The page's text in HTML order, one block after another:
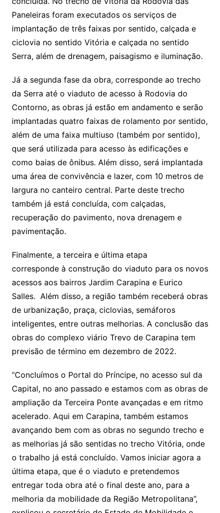
Paneleiras foram executados os serviços de
implantação de três faixas por sentido, calçada e
ciclovia no sentido Vitória e calçada no sentido
Serra, além de drenagem, paisagismo e iluminação.
Já a segunda fase da obra, corresponde ao trecho
da Serra até o viaduto de acesso à Rodovia do
Contorno, as obras já estão em andamento e serão
implantadas quatro faixas de rolamento por sentido,
além de uma faixa multiuso (também por sentido),
que será utilizada para acesso às edificações e
como baias de ônibus. Além disso, será implantada
uma área de convivência e lazer, com 10 metros de
largura no canteiro central. Parte deste trecho
também já está concluída, com calçadas,
recuperação do pavimento, nova drenagem e
pavimentação.
Finalmente, a terceira e última etapa
corresponde à construção do viaduto para os novos
acessos aos bairros Jardim Carapina e Eurico
Salles. Além disso, a região também receberá obras
de urbanização, praça, ciclovias, semáforos
inteligentes, entre outras melhorias. A conclusão das
obras do complexo viário Trevo de Carapina tem
previsão de término em dezembro de 2022.
“Concluímos o Portal do Príncipe, no acesso sul da
Capital, no ano passado e estamos com as obras de
ampliação da Terceira Ponte avançadas e em ritmo
acelerado. Aqui em Carapina, também estamos
avançando bem com as obras no segundo trecho e
as melhorias já são sentidas no trecho Vitória, onde
o trabalho já está concluído. Vamos iniciar agora a
última etapa, que é o viaduto e pretendemos
entregar toda obra até o final deste ano, para a
melhoria da mobilidade da Região Metropolitana”,